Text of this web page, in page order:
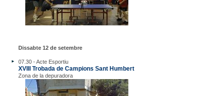
Dissabte 12 de setembre
07.30 - Acte Esportiu
XVIII Trobada de Campions Sant Humbert
Zona de la depuradora